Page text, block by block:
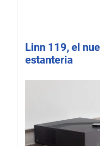
Linn 119, el
estanteria